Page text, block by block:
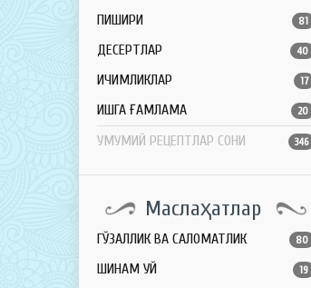
ПИШИРИҚ 81
ДЕСЕРТЛАР 40
ИЧИМЛИКЛАР 17
ҚИШГА ҒАМЛАМА 20
УМУМИЙ РЕЦЕПТЛАР СОНИ 346
Маслаҳатлар
ГЎЗАЛЛИК ВА САЛОМАТЛИК 80
ШИНАМ УЙ 19